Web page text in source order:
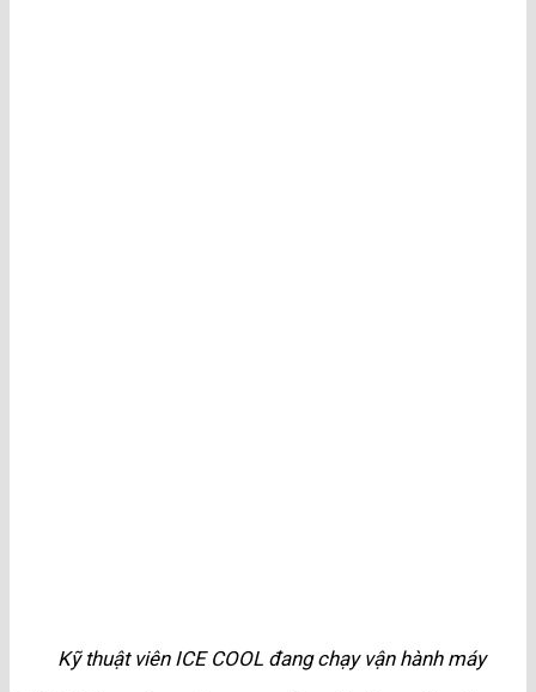
Kỹ thuật viên ICE COOL đang chạy vận hành máy